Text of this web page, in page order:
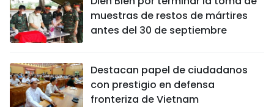
muestras de restos de mártires
antes del 30 de septiembre
Destacan papel de ciudadanos
con prestigio en defensa
fronteriza de Vietnam